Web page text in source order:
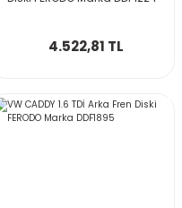
4.522,81 TL